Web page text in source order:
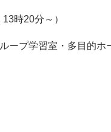
20分～）
ープ学習室・多目的ホ